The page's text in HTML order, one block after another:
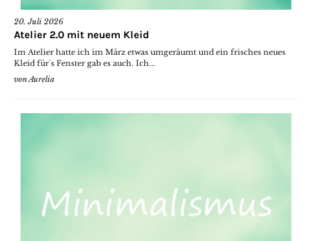
20. Juli 2026
Atelier 2.0 mit neuem Kleid
Im Atelier hatte ich im März etwas umgeräumt und ein frisches neues
Kleid für`s Fenster gab es auch. Ich...
vonAurelia